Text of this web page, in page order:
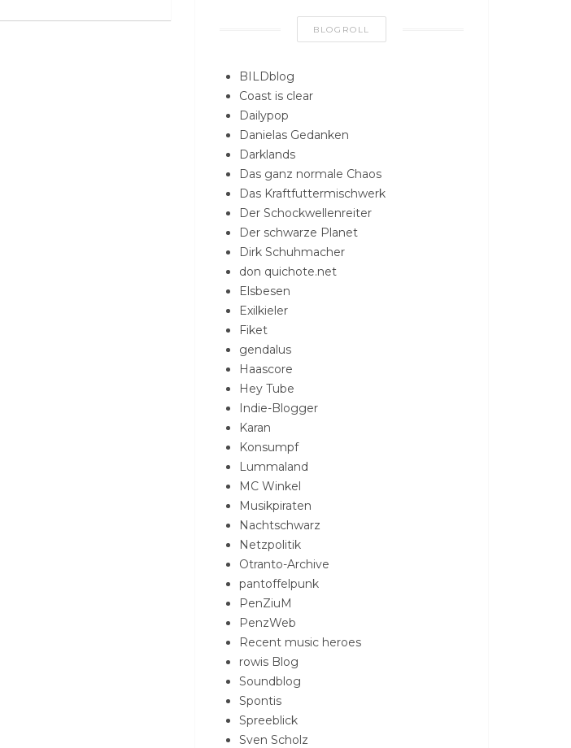
BLOGROLL
BILDblog
Coast is clear
Dailypop
Danielas Gedanken
Darklands
Das ganz normale Chaos
Das Kraftfuttermischwerk
Der Schockwellenreiter
Der schwarze Planet
Dirk Schuhmacher
don quichote.net
Elsbesen
Exilkieler
Fiket
gendalus
Haascore
Hey Tube
Indie-Blogger
Karan
Konsumpf
Lummaland
MC Winkel
Musikpiraten
Nachtschwarz
Netzpolitik
Otranto-Archive
pantoffelpunk
PenZiuM
PenzWeb
Recent music heroes
rowis Blog
Soundblog
Spontis
Spreeblick
Sven Scholz